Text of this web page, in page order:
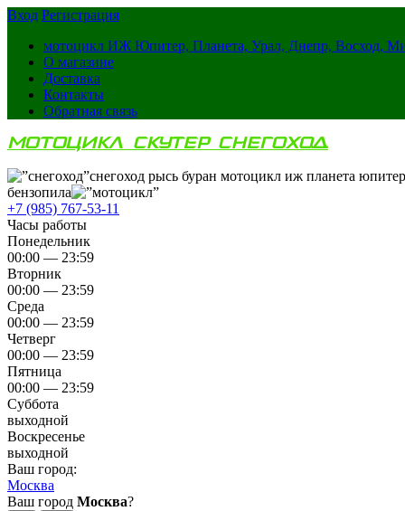
Вход Регистрация
мотоцикл ИЖ Юпитер, Планета, Урал, Днепр, Восход,
О магазине
Доставка
Контакты
Обратная связь
МОТОЦИКЛ СКУТЕР СНЕГОХОД
снегоход рысь буран мотоцикл иж планета
бензопила
+7 (985) 767-53-11
Часы работы
Понедельник
00:00 — 23:59
Вторник
00:00 — 23:59
Среда
00:00 — 23:59
Четверг
00:00 — 23:59
Пятница
00:00 — 23:59
Суббота
выходной
Воскресенье
выходной
Ваш город:
Москва
Ваш город Москва?